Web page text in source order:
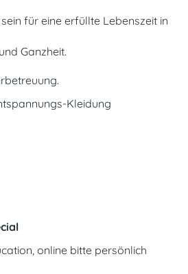
für eine erfüllte Lebenszeit in
Ganzheit.
Kleidung
online bitte persönlich